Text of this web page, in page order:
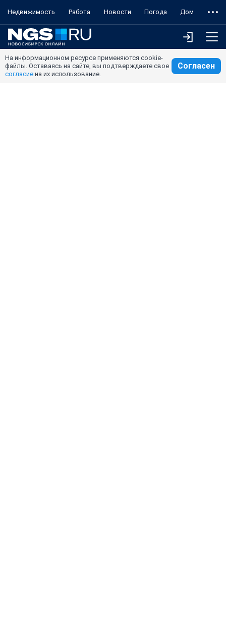
Недвижимость Работа Новости Погода Дом
На информационном ресурсе применяются cookie-
файлы. Оставаясь на сайте, вы подтверждаете свое
согласие на их использование.
Согласен